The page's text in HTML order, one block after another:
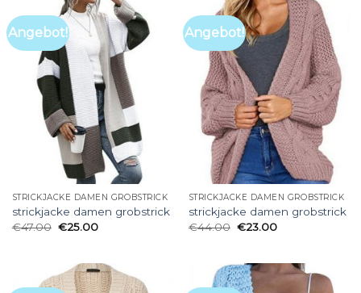
Angebot!
STRICKJACKE DAMEN GROBSTRICK
strickjacke damen grobstrick
€47.00 €25.00
Angebot!
STRICKJACKE DAMEN GROBSTRICK
strickjacke damen grobstrick
€44.00 €23.00